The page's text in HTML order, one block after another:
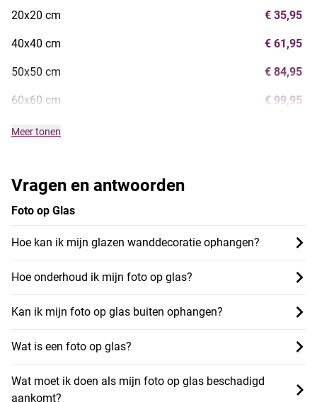
Vragen en antwoorden
Foto op Glas
Hoe kan ik mijn glazen wanddecoratie ophangen?
Hoe onderhoud ik mijn foto op glas?
Kan ik mijn foto op glas buiten ophangen?
Wat is een foto op glas?
Wat moet ik doen als mijn foto op glas beschadigd
aankomt?
20x20 cm
40x40 cm
50x50 cm
60x60 cm
€ 35,95
€ 61,95
€ 84,95
€ 99,95
Meer tonen